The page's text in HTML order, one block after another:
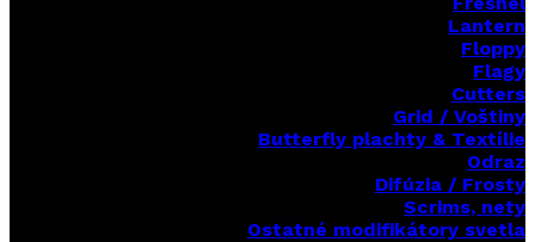
Lantern
Floppy
Flagy
Cutters
Grid / Voštiny
Butterfly plachty & Textílie
Odraz
Difúzia / Frosty
Scrims, nety
Ostatné modifikátory svetla